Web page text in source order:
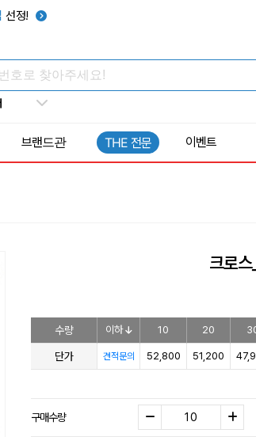
선정!
브랜드관 THE 전문 이벤트
크로
수량 이하 10 20
단가 견적문의 52,800 51,200
구매수량